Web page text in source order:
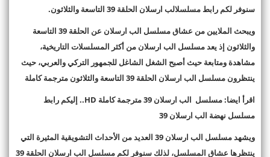
سنوفر لكم رابط مسلسلالب ارسلان الحلقة 39 التاسعة والثلاثون
.
ويبحث الملايين من عشاق مسلسل الب ارسلان عن الحلقة 39 التاسعة
والثلاثون إذ يعد مسلسل الب ارسلان من أكثر المسلسلات التاريخية،
مشاهدة ومتابعة حيث أصبح الشغل الشاغل للجمهور التركي والعربي، حيث
ينتظرون مسلسل الب ارسلان الحلقة 39 التاسعة والثلاثون مترجمة كاملة
اقرأ ايضا: مسلسل الب ارسلان 39 مترجمة كاملة
HD..
إليكم رابط
مسلسل نهضة الب ارسلان 39
ويشهد مسلسل الب ارسلان 39 العديد من الأحداث التشويقية المثيرة التي
ينتظرها عشاق المسلسل، لذلك سنوفر لكم مسلسل الب ارسلان الحلقة 39